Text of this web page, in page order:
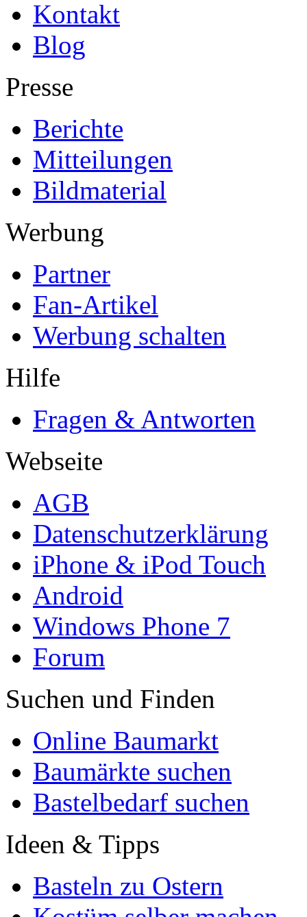
Kontakt
Blog
Presse
Berichte
Mitteilungen
Bildmaterial
Werbung
Partner
Fan-Artikel
Werbung schalten
Hilfe
Fragen & Antworten
Webseite
AGB
Datenschutzerklärung
iPhone & iPod Touch
Android
Windows Phone 7
Forum
Suchen und Finden
Online Baumarkt
Baumärkte suchen
Bastelbedarf suchen
Ideen & Tipps
Basteln zu Ostern